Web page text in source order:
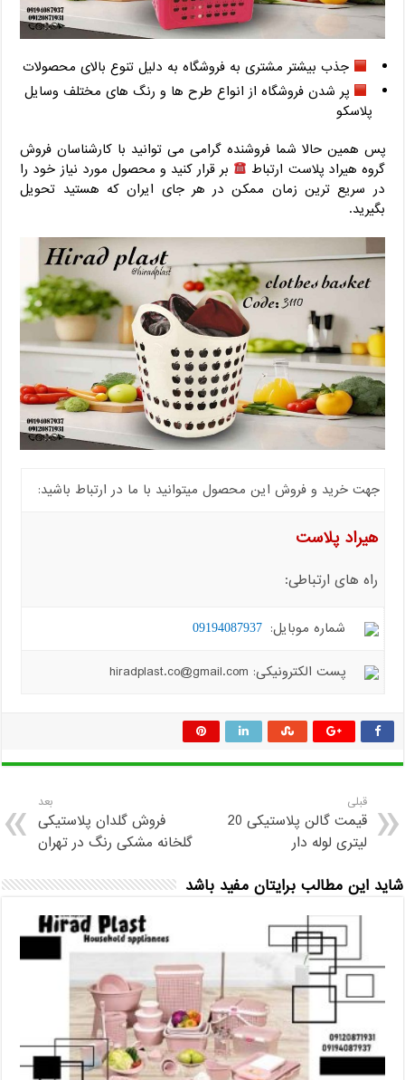
جذب بیشتر مشتری به فروشگاه به دلیل تنوع بالای محصولات
پر شدن فروشگاه از انواع طرح ها و رنگ های مختلف وسایل
پلاسکو
پس همین حالا شما فروشنده گرامی می توانید با کارشناسان فروش
گروه هیراد پلاست ارتباط
بر قرار کنید و محصول مورد نیاز خود را
در سریع ترین زمان ممکن در هر جای ایران که هستید تحویل
بگیرید.
جهت خرید و فروش این محصول میتوانید با ما در ارتباط باشید:
هیراد پلاست
راه های ارتباطی:
شماره موبایل: 09194087937
پست الکترونیکی: hiradplast.co@gmail.com
قبلی
قیمت گالن پلاستیکی 20
لیتری لوله دار
بعد
فروش گلدان پلاستیکی
گلخانه مشکی رنگ در تهران
شاید این مطالب برایتان مفید باشد